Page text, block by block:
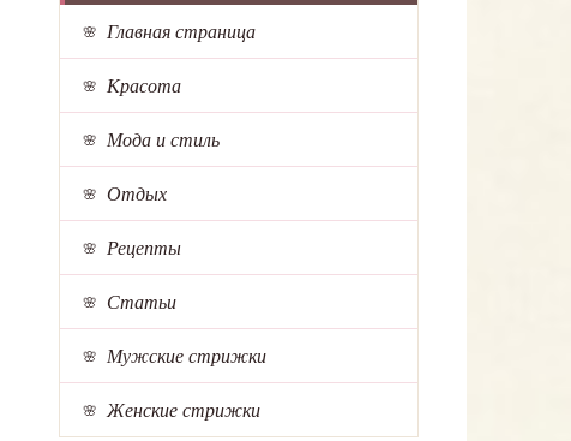
Главная страница
Красота
Мода и стиль
Отдых
Рецепты
Статьи
Мужские стрижки
Женские стрижки